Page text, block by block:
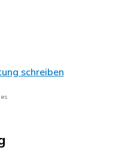
schreiben